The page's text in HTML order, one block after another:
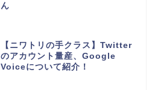
ん
【ニワトリの手クラス】Twitter
のアカウント量産、Google
Voiceについて紹介！